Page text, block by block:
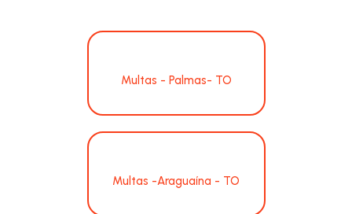
Multas - Palmas- TO
Multas -Araguaína - TO